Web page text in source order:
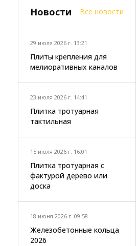
Новости Все новости
29 июля 2026 г. 13:21
Плиты крепления для
мелиоративных каналов
23 июля 2026 г. 14:41
Плитка тротуарная
тактильная
15 июля 2026 г. 16:01
Плитка тротуарная с
фактурой дерево или
доска
18 июня 2026 г. 09:58
Железобетонные кольца
2026